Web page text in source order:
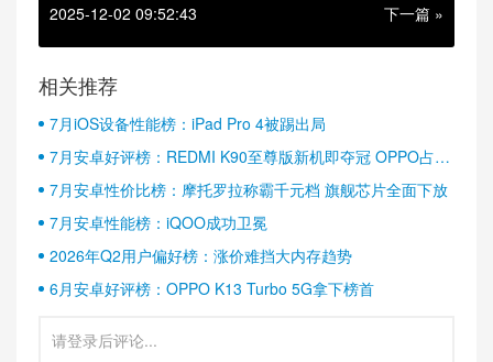
2025-12-02 09:52:43 下一篇 »
相关推荐
7月iOS设备性能榜：iPad Pro 4被踢出局
7月安卓好评榜：REDMI K90至尊版新机即夺冠 OPPO占据
半壁江山
7月安卓性价比榜：摩托罗拉称霸千元档 旗舰芯片全面下放
7月安卓性能榜：iQOO成功卫冕
2026年Q2用户偏好榜：涨价难挡大内存趋势
6月安卓好评榜：OPPO K13 Turbo 5G拿下榜首